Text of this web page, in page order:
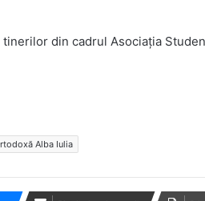
din cadrul Asociația
Alba Iulia